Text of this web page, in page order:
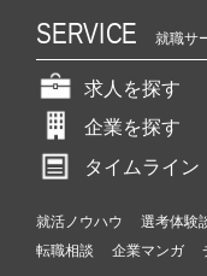
SERVICE 就職サ
求人を探す
企業を探す
タイムライン
就活ノウハウ 選考体験
転職相談
企業マンガ